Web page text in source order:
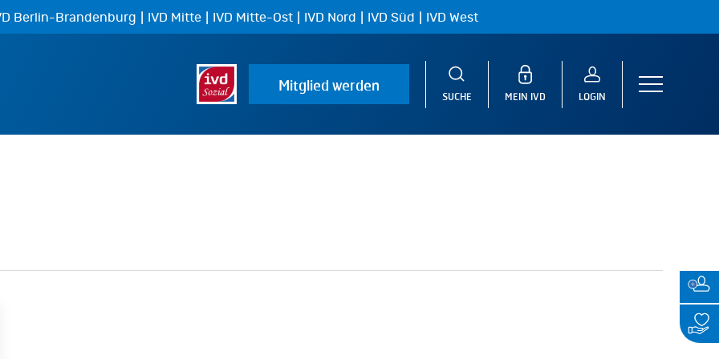
Berlin-Brandenburg | IVD Mitte | IVD Mitte-Ost | IVD Nord | IVD Süd | IVD West
Mitglied werden
SUCHE MEIN IVD LOGIN
Menu